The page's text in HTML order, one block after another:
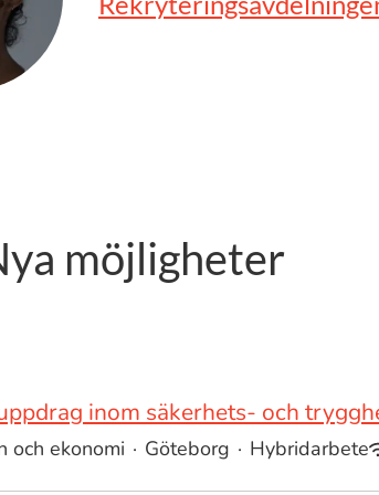
möjligheter
inom säkerhets- och
och ekonomi · Göteborg · Hybridarbete